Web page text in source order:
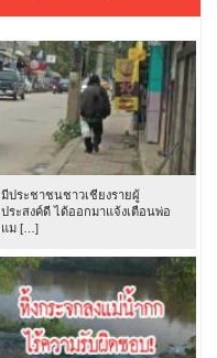
มีประชาชนชาวเชียงรายผู้
ประสงค์ดี ได้ออกมาแจ้งเตือนพ่อ
แม […]